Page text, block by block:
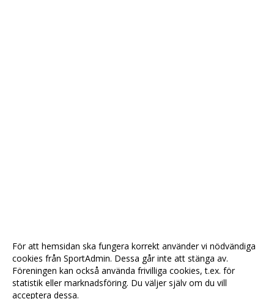
För att hemsidan ska fungera korrekt använder vi nödvändiga
cookies från SportAdmin. Dessa går inte att stänga av.
Föreningen kan också använda frivilliga cookies, t.ex. för
statistik eller marknadsföring. Du väljer själv om du vill
acceptera dessa.